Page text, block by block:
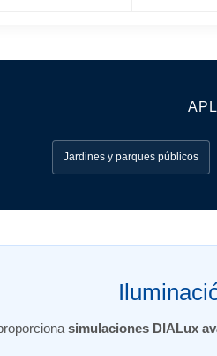
Jardines y parques públicos
simulaciones DIALux